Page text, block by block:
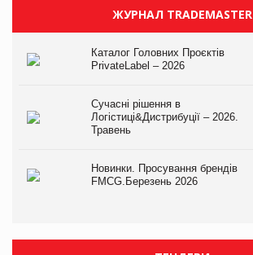
ЖУРНАЛ TRADEMASTER
Каталог Головних Проєктів
PrivateLabel – 2026
Сучасні рішення в
Логістиці&Дистрибуції – 2026.
Травень
Новинки. Просування брендів
FMCG.Березень 2026